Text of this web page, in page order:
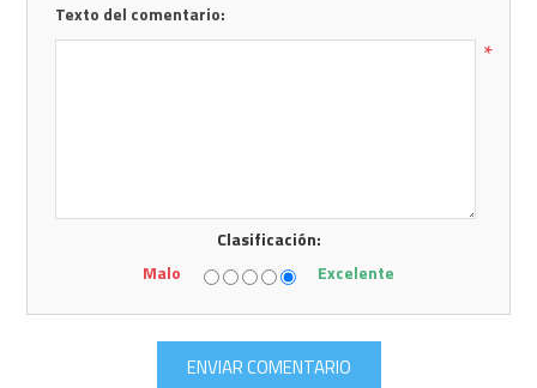
Texto del comentario:
*
Clasificación:
Malo
Excelente